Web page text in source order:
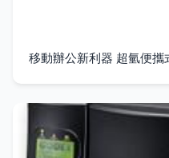
移動辦公新利器 超氫便